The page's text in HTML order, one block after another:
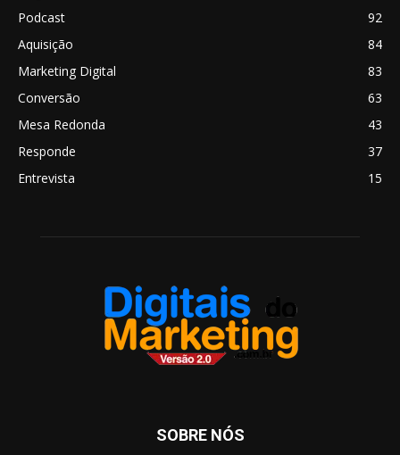
Podcast
92
Aquisição
84
Marketing Digital
83
Conversão
63
Mesa Redonda
43
Responde
37
Entrevista
15
SOBRE NÓS